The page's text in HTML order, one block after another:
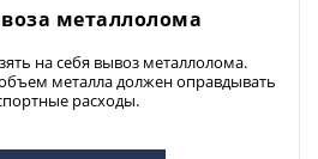
металлолома
на себя вывоз металлолома.
металла должен оправдывать
расходы.